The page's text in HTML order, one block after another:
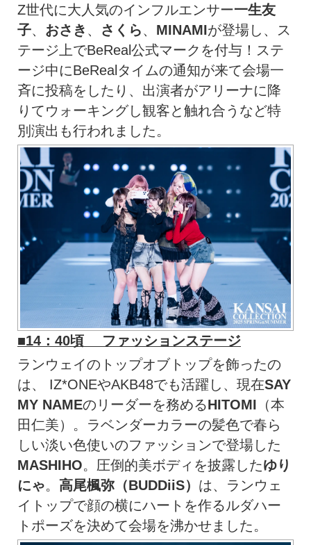
Z世代に大人気のインフルエンサー一生友
子、 おさき 、 さくら、 MINAMIが登場し、ス
テージ上でBeReal公式マークを付与！ステ
ージ中にBeRealタイムの通知が来て会場一
斉に投稿をしたり、出演者がアリーナに降
りてウォーキングし観客と触れ合うなど特
別演出も行われました。
■14：40頃 ファッションステージ
ランウェイのトップオブトップを飾ったの
は、 IZ*ONEやAKB48でも活躍し、現在SAY
MY NAMEのリーダーを務めるHITOMI （本
田仁美）。ラベンダーカラーの髪色で春ら
しい淡い色使いのファッションで登場した
MASHIHO。圧倒的美ボディを披露したゆり
にゃ。 高尾楓弥（BUDDiiS） は、ランウェ
イトップで顔の横にハートを作るルダハー
トポーズを決めて会場を沸かせました。